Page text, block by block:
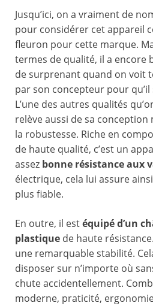
Jusqu’ici, on a vraiment de
pour considérer cet appareil
fleuron pour cette marque.
termes de qualité, il a encore
de surprenant quand on voit
par son concepteur pour
L’une des autres qualités
relève aussi de sa conception
la robustesse. Riche en
de haute qualité, c’est un
assez bonne résistance aux
électrique, cela lui assure
plus fiable.
En outre, il estéquipé d’un
plastique de haute
une remarquable stabilité.
disposer sur n’importe où
chute accidentellement.
moderne, praticité,